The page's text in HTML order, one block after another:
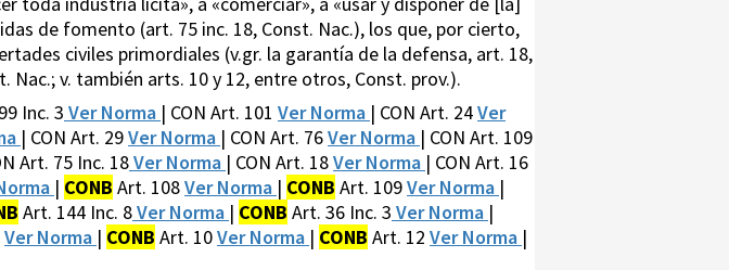
de fomento (art. 75 inc. 18, Const. Nac.), los que, por cierto,
civiles primordiales (v.gr. la garantía de la defensa, art. 18,
v. también arts. 10 y 12, entre otros, Const. prov.).
Inc. 3 Ver Norma | CON Art. 101 Ver Norma | CON Art. 24Ver
| CON Art. 29Ver Norma | CON Art. 76Ver Norma | CON Art. 109
Art. 75 Inc. 18Ver Norma | CON Art. 18Ver Norma | CON Art. 16
| CONB Art. 108Ver Norma | CONB Art. 109Ver Norma |
Art. 144 Inc. 8Ver Norma | CONB Art. 36 Inc. 3 Ver Norma |
Ver Norma | CONB Art. 10Ver Norma | CONB Art. 12 Ver Norma |